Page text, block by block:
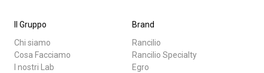
Il Gruppo
Chi siamo
Cosa Facciamo
I nostri Lab
Brand
Rancilio
Rancilio Specialty
Egro